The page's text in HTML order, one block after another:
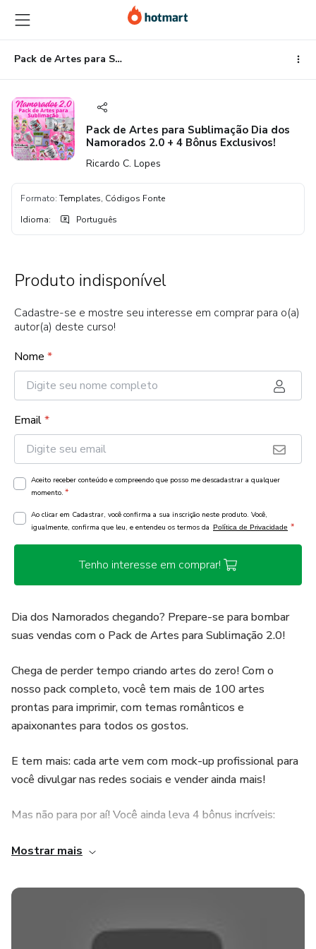
para
o
conteúdo
principal
para
o
pagamento
para
o
rodapé
Pack de Artes para Sublimação Dia dos Namorados 2.0 + 4 Bônus Exclusivos!
Pack de Artes para Sublimação Dia dos
Namorados 2.0 + 4 Bônus Exclusivos!
Ricardo C. Lopes
Formato: Templates, Códigos Fonte
Idioma: Português
Produto indisponível
Cadastre-se e mostre seu interesse em comprar para o(a)
autor(a) deste curso!
Nome *
Email*
Aceito receber conteúdo e compreendo que posso me descadastrar a qualquer
momento. *
Ao clicar em Cadastrar, você confirma a sua inscrição neste produto. Você,
igualmente, confirma que leu, e entendeu os termos da Política de Privacidade *
Tenho interesse em comprar!
Dia dos Namorados chegando? Prepare-se para bombar
suas vendas com o Pack de Artes para Sublimação 2.0!
Chega de perder tempo criando artes do zero! Com o
nosso pack completo, você tem mais de 100 artes
prontas para imprimir, com temas românticos e
apaixonantes para todos os gostos.
E tem mais: cada arte vem com mock-up profissional para
você divulgar nas redes sociais e vender ainda mais!
Mas não para por aí! Você ainda leva 4 bônus incríveis:
Pack de Artes para Canecas Disney Love: encante seus
Mostrar mais